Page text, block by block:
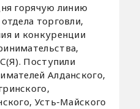
горячую линию
торговли,
и конкуренции
Поступили
Алданского,
Усть-Майского